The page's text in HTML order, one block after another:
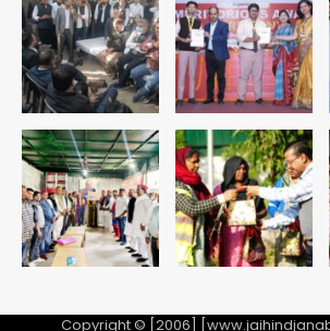
4
सुदर्शन शक्ति-वी
Team JHJ
5
एयरपोर्ट का फर्जी
उड़ाए, अब पहुंचा सलाखों के
Team JHJ
Copyright © [2006]